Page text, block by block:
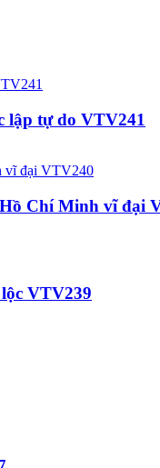
lập tự do VTV241
Chí Minh vĩ đại
VTV239